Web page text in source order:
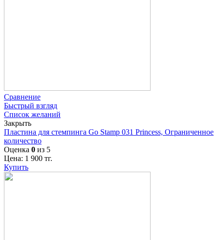
Сравнение
Быстрый взгляд
Список желаний
Закрыть
Пластина для стемпинга Go Stamp 031 Princess, Ограниченное
количество
Оценка 0 из 5
Цена: 1 900 тг.
Купить